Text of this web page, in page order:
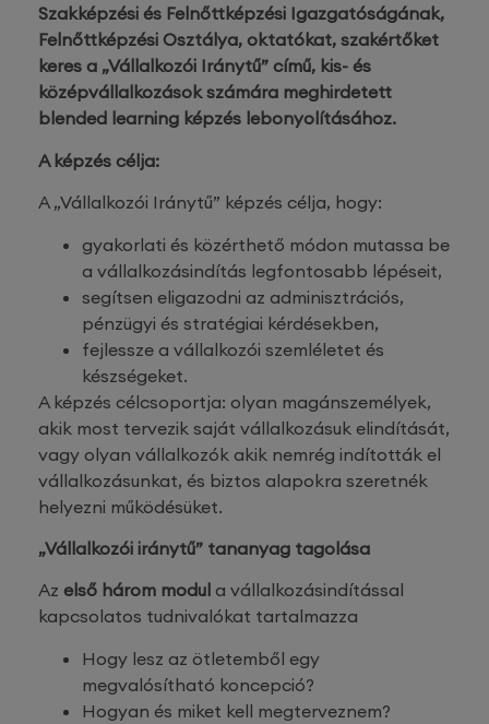
Szakképzési és Felnőttképzési Igazgatóságának,
Felnőttképzési Osztálya, oktatókat, szakértőket
keres a „Vállalkozói Iránytű” című, kis- és
középvállalkozások számára meghirdetett
blended learning képzés lebonyolításához.
A képzés célja:
A „Vállalkozói Iránytű” képzés célja, hogy:
gyakorlati és közérthető módon mutassa be
a vállalkozásindítás legfontosabb lépéseit,
segítsen eligazodni az adminisztrációs,
pénzügyi és stratégiai kérdésekben,
fejlessze a vállalkozói szemléletet és
készségeket.
A képzés célcsoportja: olyan magánszemélyek,
akik most tervezik saját vállalkozásuk elindítását,
vagy olyan vállalkozók akik nemrég indították el
vállalkozásunkat, és biztos alapokra szeretnék
helyezni működésüket.
„Vállalkozói iránytű” tananyag tagolása
Az első három modul a vállalkozásindítással
kapcsolatos tudnivalókat tartalmazza
Hogy lesz az ötletemből egy
megvalósítható koncepció?
Hogyan és miket kell megterveznem?